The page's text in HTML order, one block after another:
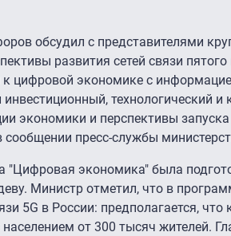
обсудил с представителями
развития сетей связи
к цифровой экономике с
технологический
экономики и перспективы
пресс-службы
экономика" была
Министр отметил, что в
5G в России: предполагается,
населением от 300 тысяч жителей.